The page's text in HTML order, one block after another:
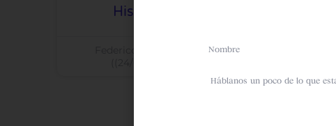
Historias Para Analizar
sms